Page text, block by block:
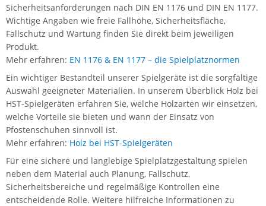
Sicherheitsanforderungen nach DIN EN 1176 und DIN EN 1177.
Wichtige Angaben wie freie Fallhöhe, Sicherheitsfläche,
Fallschutz und Wartung finden Sie direkt beim jeweiligen
Produkt.
Mehr erfahren: EN 1176 & EN 1177 – die Spielplatznormen
Ein wichtiger Bestandteil unserer Spielgeräte ist die sorgfältige
Auswahl geeigneter Materialien. In unserem Überblick Holz bei
HST-Spielgeräten erfahren Sie, welche Holzarten wir einsetzen,
welche Vorteile sie bieten und wann der Einsatz von
Pfostenschuhen sinnvoll ist.
Mehr erfahren: Holz bei HST-Spielgeräten
Für eine sichere und langlebige Spielplatzgestaltung spielen
neben dem Material auch Planung, Fallschutz,
Sicherheitsbereiche und regelmäßige Kontrollen eine
entscheidende Rolle. Weitere hilfreiche Informationen zu